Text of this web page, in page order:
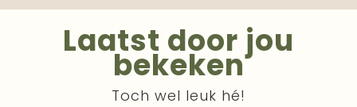
Laatst door jou
bekeken
Toch wel leuk hé!